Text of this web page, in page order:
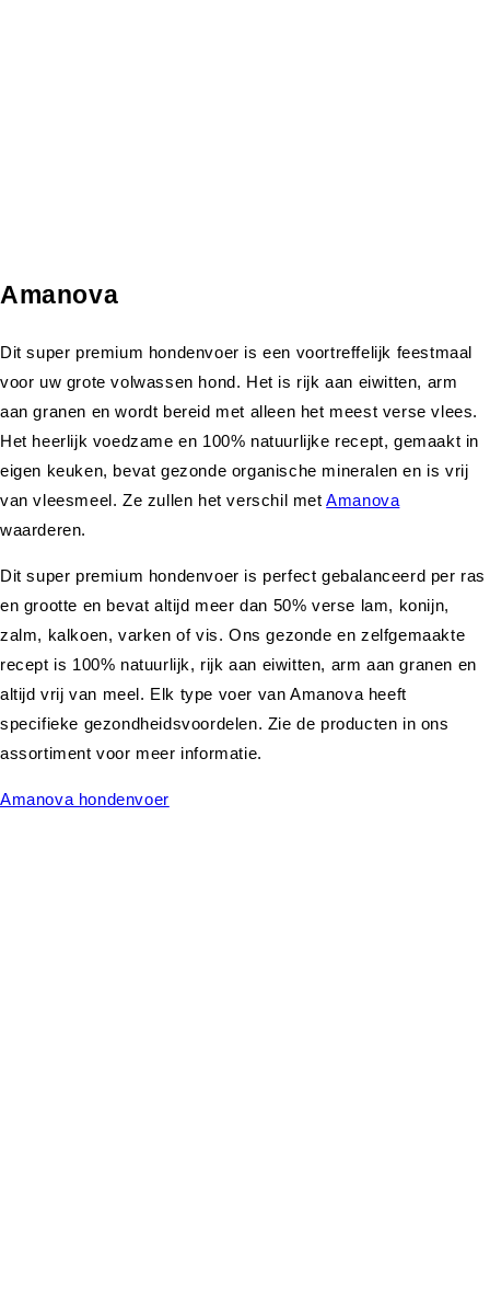
Amanova
Dit super premium hondenvoer is een voortreffelijk feestmaal
voor uw grote volwassen hond. Het is rijk aan eiwitten, arm
aan granen en wordt bereid met alleen het meest verse vlees.
Het heerlijk voedzame en 100% natuurlijke recept, gemaakt in
eigen keuken, bevat gezonde organische mineralen en is vrij
van vleesmeel. Ze zullen het verschil metAmanova
waarderen.
Dit super premium hondenvoer is perfect gebalanceerd per ras
en grootte en bevat altijd meer dan 50% verse lam, konijn,
zalm, kalkoen, varken of vis. Ons gezonde en zelfgemaakte
recept is 100% natuurlijk, rijk aan eiwitten, arm aan granen en
altijd vrij van meel. Elk type voer van Amanova heeft
specifieke gezondheidsvoordelen. Zie de producten in ons
assortiment voor meer informatie.
Amanova hondenvoer